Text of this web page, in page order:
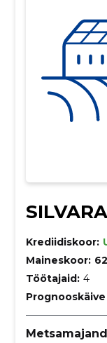
Krediidiskoor:
Maineskoor:
Töötajaid: 4